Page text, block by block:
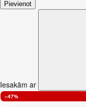
Pievienot
Iesakām ar
–47%